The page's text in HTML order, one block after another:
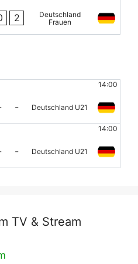
2
Deutschland
Frauen
14:00
- Deutschland U21
14:00
- Deutschland U21
TV & Stream